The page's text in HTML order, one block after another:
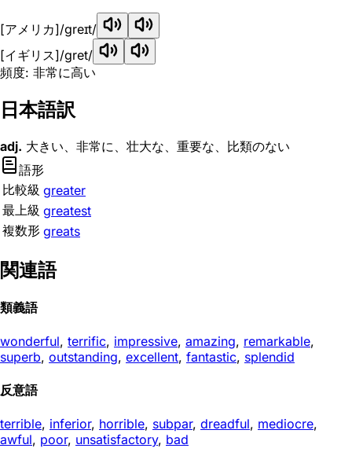
[アメリカ]/greɪt/
[イギリス]/ɡret/
頻度: 非常に高い
日本語訳
adj. 大きい、非常に、壮大な、重要な、比類のない
語形
比較級 greater
最上級 greatest
複数形 greats
関連語
類義語
wonderful, terrific, impressive, amazing, remarkable,
superb, outstanding, excellent, fantastic, splendid
反意語
terrible, inferior, horrible, subpar, dreadful, mediocre,
awful, poor, unsatisfactory, bad